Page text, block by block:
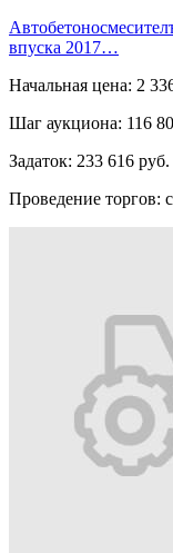
впуска 2017…
Начальная цена: 2
Шаг аукциона: 116
Задаток: 233 616 руб.
Проведение торгов: